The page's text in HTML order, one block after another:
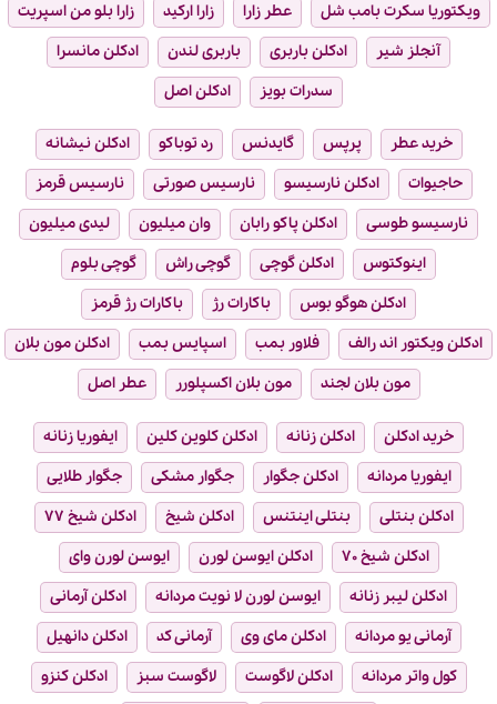
ویکتوریا سکرت بامب شل
عطر زارا زارا ارکید
زارا بلو من اسپریت
آنجلز شیر
ادکلن باربری باربری لندن
ادکلن مانسرا
سدرات بویز
ادکلن اصل
خرید عطر پرپس گایدنس رد توباکو
ادکلن نیشانه
حاجیوات
ادکلن نارسیسو نارسیس صورتی
نارسیس قرمز
نارسیسو طوسی
ادکلن پاکو رابان وان میلیون
لیدی میلیون
اینوکتوس
ادکلن گوچی گوچی راش
گوچی بلوم
ادکلن هوگو بوس
باکارات رژ
باکارات رژ قرمز
ادکلن ویکتور اند رالف
فلاور بمب اسپایس بمب
ادکلن مون بلان
مون بلان لجند
مون بلان اکسپلورر عطر اصل
خرید ادکلن ادکلن زنانه ادکلن کلوین کلین
ایفوریا زنانه
ایفوریا مردانه
ادکلن جگوار جگوار مشکی
جگوار طلایی
ادکلن بنتلی
بنتلی اینتنس ادکلن شیخ
ادکلن شیخ ۷۷
ادکلن شیخ ۷۰
ادکلن ایوسن لورن
ایوسن لورن وای
ادکلن لیبر زنانه
ایوسن لورن لا نویت مردانه
ادکلن آرمانی
آرمانی یو مردانه
ادکلن مای وی آرمانی کد
ادکلن دانهیل
کول واتر مردانه
ادکلن لاگوست لاگوست سبز
ادکلن کنزو